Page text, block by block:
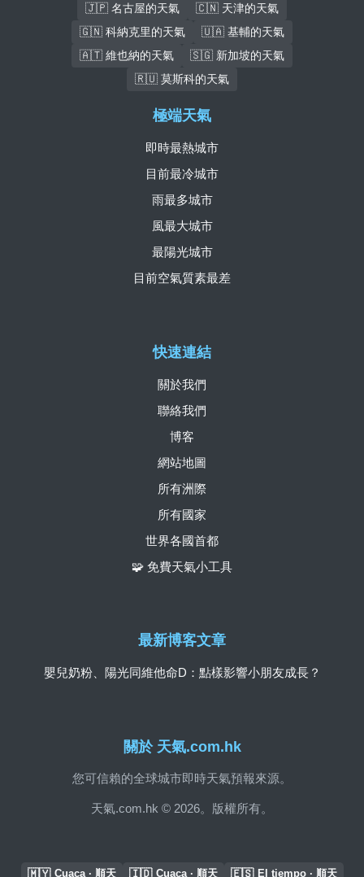
🇯🇵 名古屋的天氣
🇨🇳 天津的天氣
🇬🇳 科納克里的天氣
🇺🇦 基輔的天氣
🇦🇹 維也納的天氣
🇸🇬 新加坡的天氣
🇷🇺 莫斯科的天氣
關於 天氣.com.hk
您可信賴的全球城市即時天氣預報來源。
天氣.com.hk © 2026。版權所有。
快速連結
關於我們
聯絡我們
博客
網站地圖
所有洲際
所有國家
世界各國首都
🧩 免費天氣小工具
極端天氣
即時最熱城市
目前最冷城市
雨最多城市
風最大城市
最陽光城市
目前空氣質素最差
最新博客文章
嬰兒奶粉、陽光同維他命D：點樣影響小朋友成長？
🇲🇾 Cuaca · 順天 🇮🇩 Cuaca · 順天 🇪🇸 El tiempo · 順天